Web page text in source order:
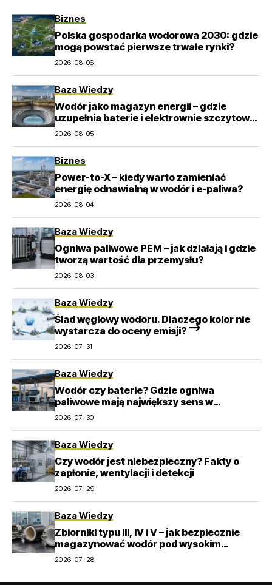
Biznes
Polska gospodarka wodorowa 2030: gdzie
mogą powstać pierwsze trwałe rynki?
2026-08-06
Baza Wiedzy
Wodór jako magazyn energii – gdzie
uzupełnia baterie i elektrownie szczytowo-
pompowe?
2026-08-05
Biznes
Power-to-X – kiedy warto zamieniać
energię odnawialną w wodór i e-paliwa?
2026-08-04
Baza Wiedzy
Ogniwa paliwowe PEM – jak działają i gdzie
tworzą wartość dla przemysłu?
2026-08-03
Baza Wiedzy
Ślad węglowy wodoru. Dlaczego kolor nie
wystarcza do oceny emisji? –>
2026-07-31
Baza Wiedzy
Wodór czy baterie? Gdzie ogniwa
paliwowe mają największy sens w
transporcie
2026-07-30
Baza Wiedzy
Czy wodór jest niebezpieczny? Fakty o
zapłonie, wentylacji i detekcji
2026-07-29
Baza Wiedzy
Zbiorniki typu III, IV i V – jak bezpiecznie
magazynować wodór pod wysokim
ciśnieniem?
2026-07-28